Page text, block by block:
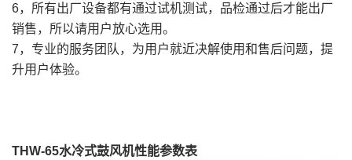
6，所有出厂设备都有通过试机测试，品检通过后才能出厂
销售，所以请用户放心选用。
7，专业的服务团队，为用户就近决解使用和售后问题，提
升用户体验。
THW-65水冷式鼓风机性能参数表